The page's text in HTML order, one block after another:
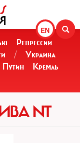
EN
Репрессии
/
Украина
Путин
Кремль
NT